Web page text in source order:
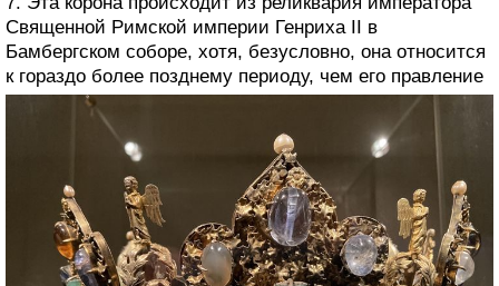
Священной Римской империи Генриха II в
Бамбергском соборе, хотя, безусловно, она относится
к гораздо более позднему периоду, чем его правление